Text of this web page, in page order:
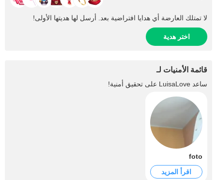
لا تمتلك العارضة أي هدايا افتراضية بعد. أرسل لها هديتها الأولى!
اختر هدية
قائمة الأمنيات لـ
ساعد LuisaLove على تحقيق أمنية!
foto
اقرأ المزيد